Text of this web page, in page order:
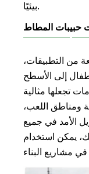
بيئيًا.
حبيبات المطاط
من التطبيقات،
إلى الأسطح
تجعلها مثالية
ومناطق اللعب،
الأمد في جميع
يمكن استخدام